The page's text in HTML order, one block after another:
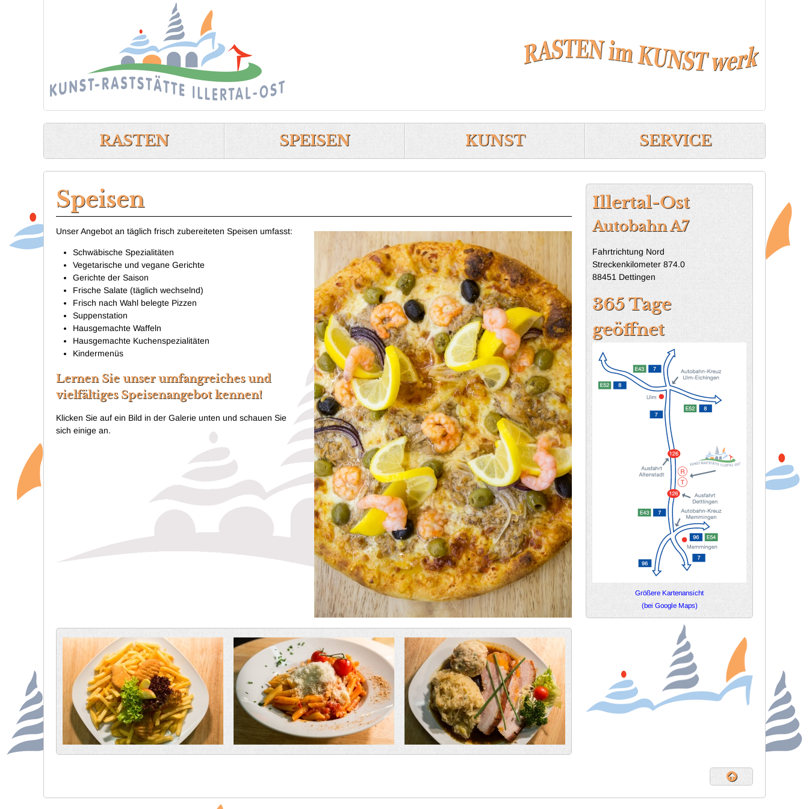
Speisen | Kunst-Raststätte Illertal-Ost
RASTEN SPEISEN KUNST SERVICE
Speisen
Unser Angebot an täglich frisch zubereiteten Speisen umfasst:
Schwäbische Spezialitäten
Vegetarische und vegane Gerichte
Gerichte der Saison
Frische Salate (täglich wechselnd)
Frisch nach Wahl belegte Pizzen
Suppenstation
Hausgemachte Waffeln
Hausgemachte Kuchenspezialitäten
Kindermenüs
Lernen Sie unser umfangreiches und
vielfältiges Speisenangebot kennen!
Klicken Sie auf ein Bild in der Galerie unten und schauen Sie
sich einige an.
Illertal-Ost
Autobahn A7
Fahrtrichtung Nord
Streckenkilometer 874.0
88451 Dettingen
365 Tage
geöffnet
Größere Kartenansicht
(bei Google Maps)
